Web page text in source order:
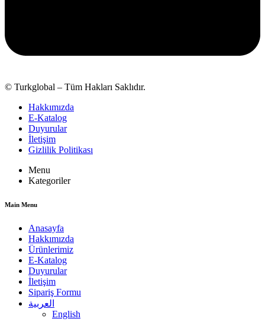
© Turkglobal – Tüm Hakları Saklıdır.
Hakkımızda
E-Katalog
Duyurular
İletişim
Gizlilik Politikası
Menu
Kategoriler
Main Menu
Anasayfa
Hakkımızda
Ürünlerimiz
E-Katalog
Duyurular
İletişim
Sipariş Formu
العربية
English